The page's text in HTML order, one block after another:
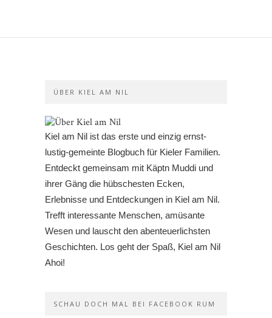
ÜBER KIEL AM NIL
Kiel am Nil ist das erste und einzig ernst-
lustig-gemeinte Blogbuch für Kieler Familien.
Entdeckt gemeinsam mit Käptn Muddi und
ihrer Gäng die hübschesten Ecken,
Erlebnisse und Entdeckungen in Kiel am Nil.
Trefft interessante Menschen, amüsante
Wesen und lauscht den abenteuerlichsten
Geschichten. Los geht der Spaß, Kiel am Nil
Ahoi!
SCHAU DOCH MAL BEI FACEBOOK RUM